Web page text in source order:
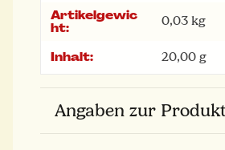
Artikelgewic
ht:
0,03 kg
Inhalt: 20,00 g
Angaben zur